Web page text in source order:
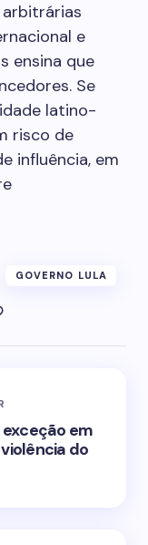
arbitrárias
e
ensina que
Se
latino-
risco de
influência, em
GOVERNO LULA
em
do